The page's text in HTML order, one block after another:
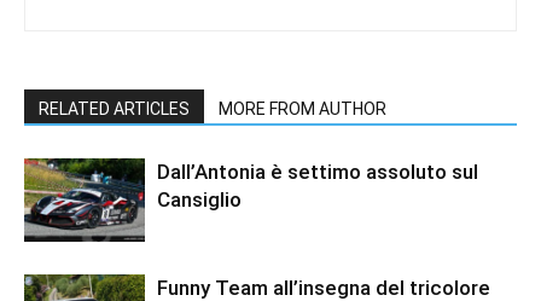
RELATED ARTICLES MORE FROM AUTHOR
Dall’Antonia è settimo assoluto sul
Cansiglio
Funny Team all’insegna del tricolore